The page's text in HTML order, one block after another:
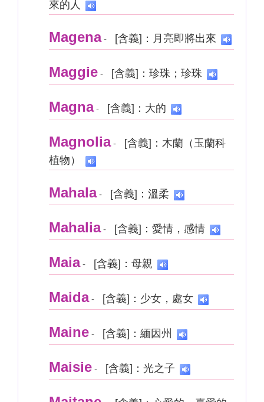
來的人
Magena- [含義]：月亮即將出來
Maggie - [含義]：珍珠；珍珠
Magna- [含義]：大的
Magnolia-
[含義]：木蘭（玉蘭科
植物）
Mahala- [含義]：溫柔
Mahalia- [含義]：愛情，感情
Maia- [含義]：母親
Maida- [含義]：少女，處女
Maine - [含義]：緬因州
Maisie - [含義]：光之子